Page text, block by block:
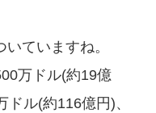
ていますね。
万ドル(約19億
ル(約116億円)、